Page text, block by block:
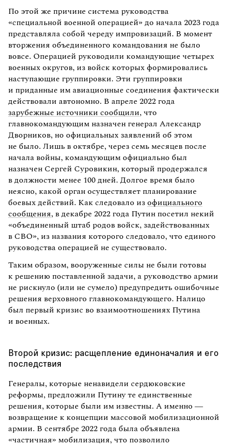
По этой же причине система руководства
«специальной военной операцией» до начала 2023 года
представляла собой череду импровизаций. В момент
вторжения объединенного командования не было
вовсе. Операцией руководили командующие четырех
военных округов, из войск которых формировались
наступающие группировки. Эти группировки
и приданные им авиационные соединения фактически
действовали автономно. В апреле 2022 года
зарубежные источники сообщили, что
главнокомандующим назначен генерал Александр
Дворников, но официальных заявлений об этом
не было. Лишь в октябре, через семь месяцев после
начала войны, командующим официально был
назначен Сергей Суровикин, который продержался
в должности менее 100 дней. Долгое время было
неясно, какой орган осуществляет планирование
боевых действий. Как следовало изофициального
сообщения, в декабре 2022 года Путин посетил некий
«объединенный штаб родов войск, задействованных
в СВО», из названия которого следовало, что единого
руководства операцией не существовало.
Таким образом, вооруженные силы не были готовы
к решению поставленной задачи, а руководство армии
не рискнуло (или не сумело) предупредить ошибочные
решения верховного главнокомандующего. Налицо
был первый кризис во взаимоотношениях Путина
и военных.
Второй кризис: расщепление единоначалия и его
последствия
Генералы, которые ненавидели сердюковские
реформы, предложили Путину те единственные
решения, которые были им известны. А именно —
возвращение к концепции массовой мобилизационной
армии. В сентябре 2022 года была объявлена
«частичная» мобилизация, что позволило